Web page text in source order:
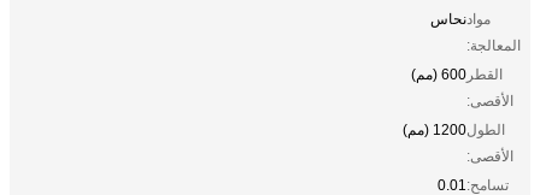
مواد
المعالجة:
نحاس
القطر
الأقصى:
600 (مم)
الطول
الأقصى:
1200 (مم)
تسامح:0.01